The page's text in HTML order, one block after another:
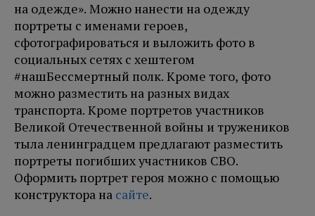
на одежде». Можно нанести на одежду
портреты с именами героев,
сфотографироваться и выложить фото в
социальных сетях с хештегом
#нашБессмертный полк. Кроме того, фото
можно разместить на разных видах
транспорта. Кроме портретов участников
Великой Отечественной войны и тружеников
тыла ленинградцем предлагают разместить
портреты погибших участников СВО.
Оформить портрет героя можно с помощью
конструктора на сайте.